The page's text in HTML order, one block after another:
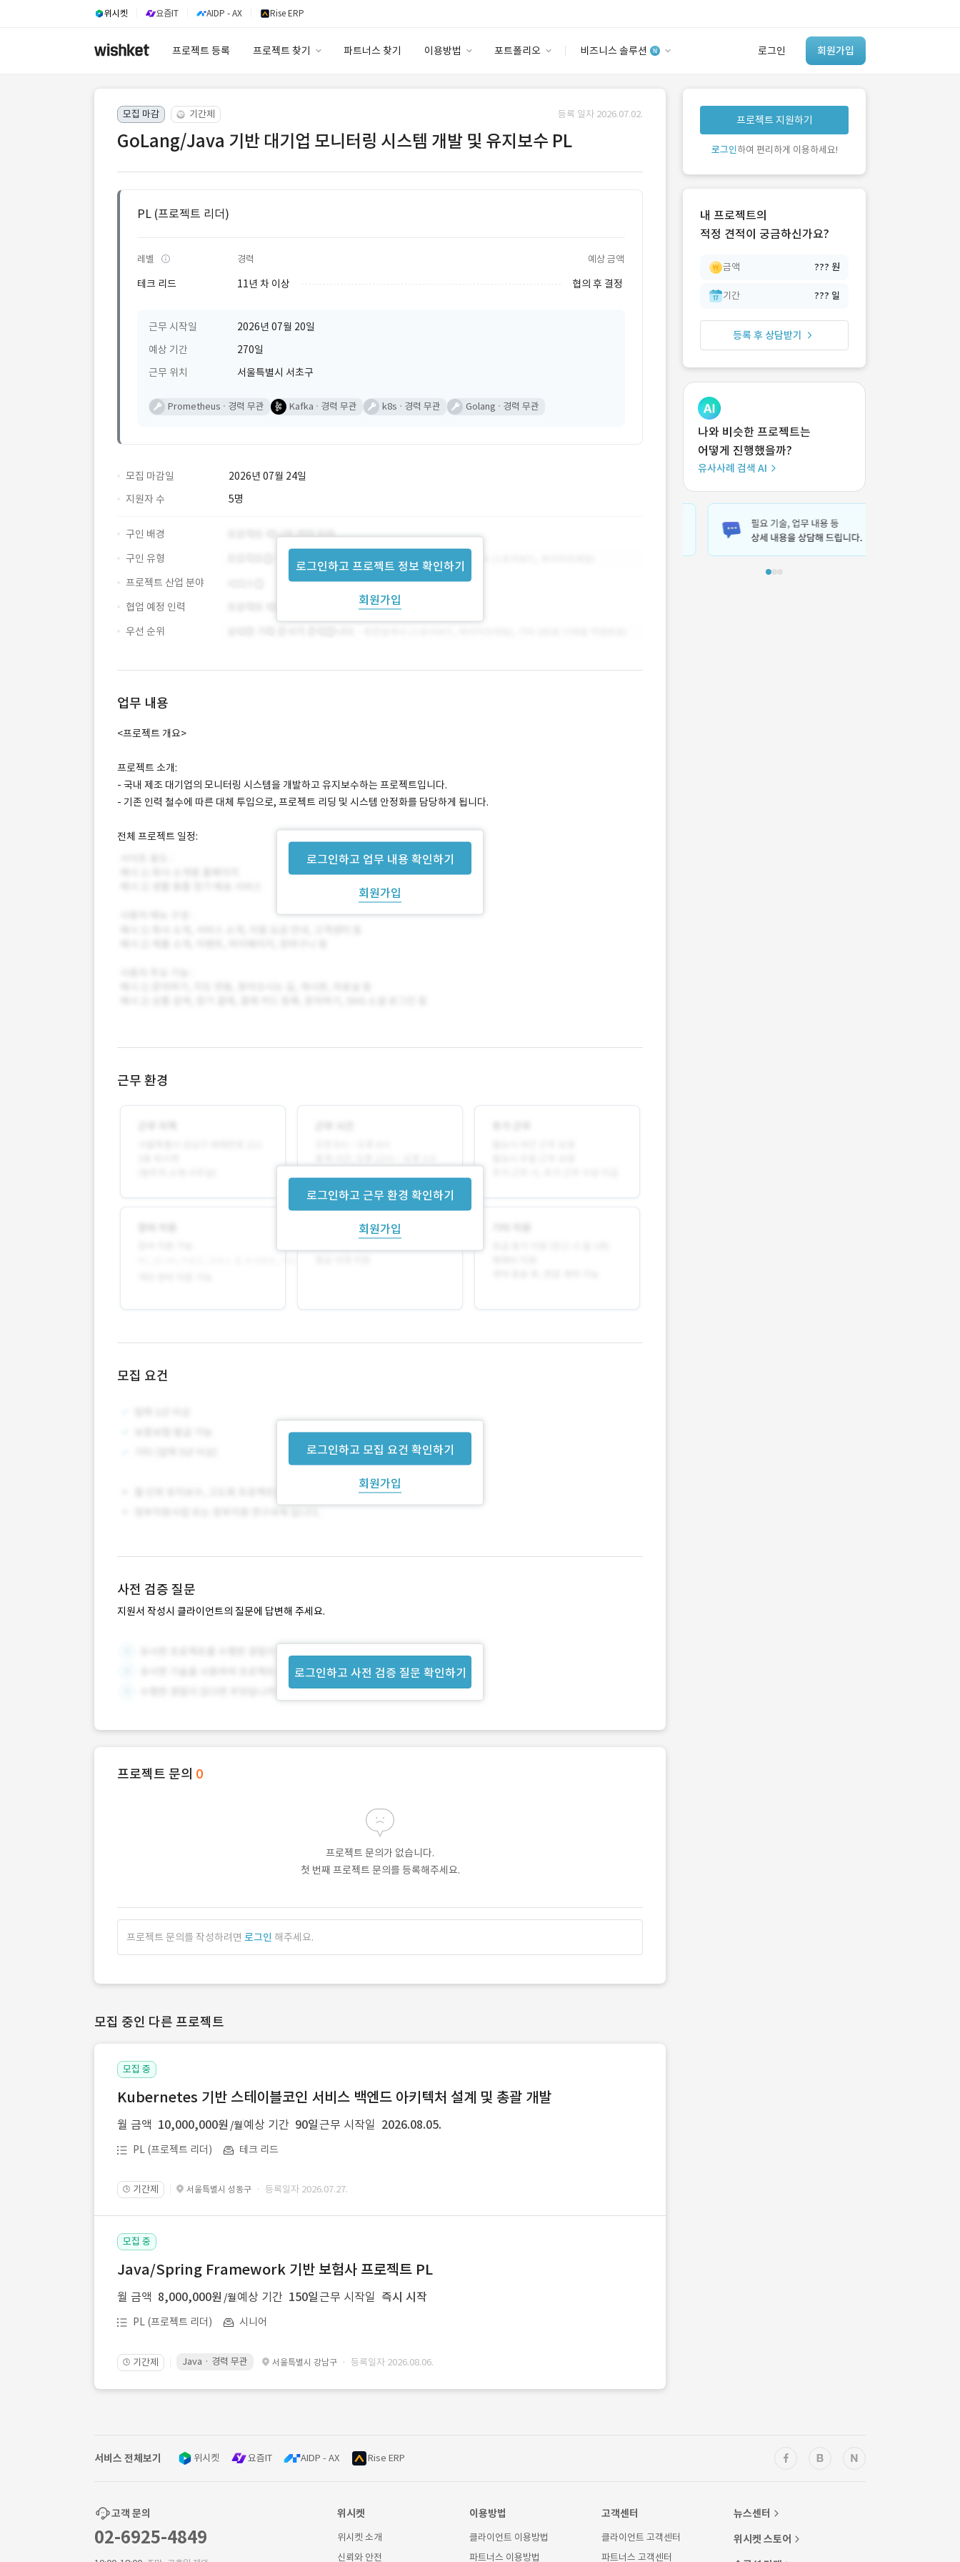
위시켓 요즘IT AIDP - AX Rise ERP
프로젝트 등록 프로젝트 찾기 파트너스 찾기 이용방법 포트폴리오 비즈니스 솔루션 로그인 회원가입
이용요금
고객센터
안심 코드 케어
유사사례 검색 AI
‘이런 거’ 만들어본
개발 회사 있어?
모집 마감 기간제 등록 일자 2026.07.02.
GoLang/Java 기반 대기업 모니터링 시스템 개발 및 유지보수 PL
PL (프로젝트 리더)
레벨 경력 예상 금액
테크 리드 11년 차 이상 협의 후 결정
근무 시작일
2026년 07월 20일
예상 기간
270일
근무 위치
서울특별시 서초구
Prometheus 경력 무관 Kafka 경력 무관 k8s 경력 무관 Golang 경력 무관
모집 마감일
2026년 07월 24일
지원자 수
5명
로그인하고 프로젝트 정보 확인하기
회원가입
구인 배경
구인 유형
프로젝트 산업 분야
협업 예정 인력
우선 순위
업무 내용
로그인하고 업무 내용 확인하기
회원가입
<프로젝트 개요>
프로젝트 소개:
- 국내 제조 대기업의 모니터링 시스템을 개발하고 유지보수하는 프로젝트입니다.
- 기존 인력 철수에 따른 대체 투입으로, 프로젝트 리딩 및 시스템 안정화를 담당하게 됩니다.
전체 프로젝트 일정:
근무 환경
로그인하고 근무 환경 확인하기
회원가입
모집 요건
로그인하고 모집 요건 확인하기
회원가입
사전 검증 질문
지원서 작성시 클라이언트의 질문에 답변해 주세요.
로그인하고 사전 검증 질문 확인하기
프로젝트 문의 0
프로젝트 문의가 없습니다.
첫 번째 프로젝트 문의를 등록해주세요.
프로젝트 문의를 작성하려면 로그인 해주세요.
모집 중인 다른 프로젝트
모집 중
Kubernetes 기반 스테이블코인 서비스 백엔드 아키텍처 설계 및 총괄 개발
월 금액 10,000,000원 /월예상 기간 90일 근무 시작일 2026.08.05.
PL (프로젝트 리더) 테크 리드
🕒 기간제 서울특별시 성동구 · 등록일자 2026.07.27.
모집 중
Java/Spring Framework 기반 보험사 프로젝트 PL
월 금액 8,000,000원 /월예상 기간 150일 근무 시작일 즉시 시작
PL (프로젝트 리더) 시니어
🕒 기간제 Java · 경력 무관 서울특별시 강남구 · 등록일자 2026.08.06.
프로젝트 지원하기
로그인하여 편리하게 이용하세요!
내 프로젝트의
적정 견적이 궁금하신가요?
금액 ??? 원
기간 ??? 일
등록 후 상담받기
나와 비슷한 프로젝트는
어떻게 진행했을까?
유사사례 검색 AI
서비스 전체보기 위시켓 요즘IT AIDP - AX Rise ERP
고객 문의
02-6925-4849
위시켓
위시켓 소개
신뢰와 안전
이용방법
클라이언트 이용방법
파트너스 이용방법
고객센터
클라이언트 고객센터
파트너스 고객센터
뉴스센터
위시켓 스토어